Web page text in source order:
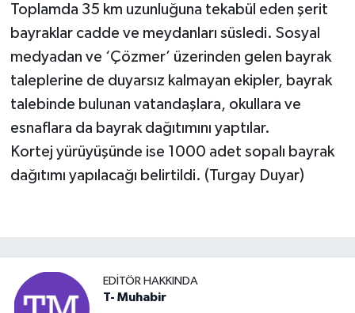
Toplamda 35 km uzunluğuna tekabül eden şerit
bayraklar cadde ve meydanları süsledi. Sosyal
medyadan ve ‘Çözmer’ üzerinden gelen bayrak
taleplerine de duyarsız kalmayan ekipler, bayrak
talebinde bulunan vatandaşlara, okullara ve
esnaflara da bayrak dağıtımını yaptılar.
Kortej yürüyüşünde ise 1000 adet sopalı bayrak
dağıtımı yapılacağı belirtildi. (Turgay Duyar)
EDITÖR HAKKINDA
T- Muhabir